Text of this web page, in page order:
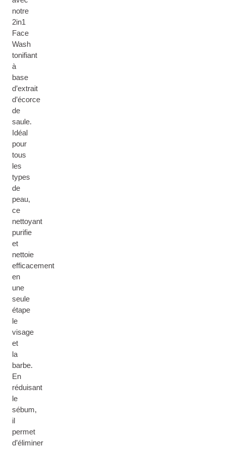
notre
2in1
Face
Wash
tonifiant
à
base
d’extrait
d’écorce
de
saule.
Idéal
pour
tous
les
types
de
peau,
ce
nettoyant
purifie
et
nettoie
efficacement
en
une
seule
étape
le
visage
et
la
barbe.
En
réduisant
le
sébum,
il
permet
d’éliminer